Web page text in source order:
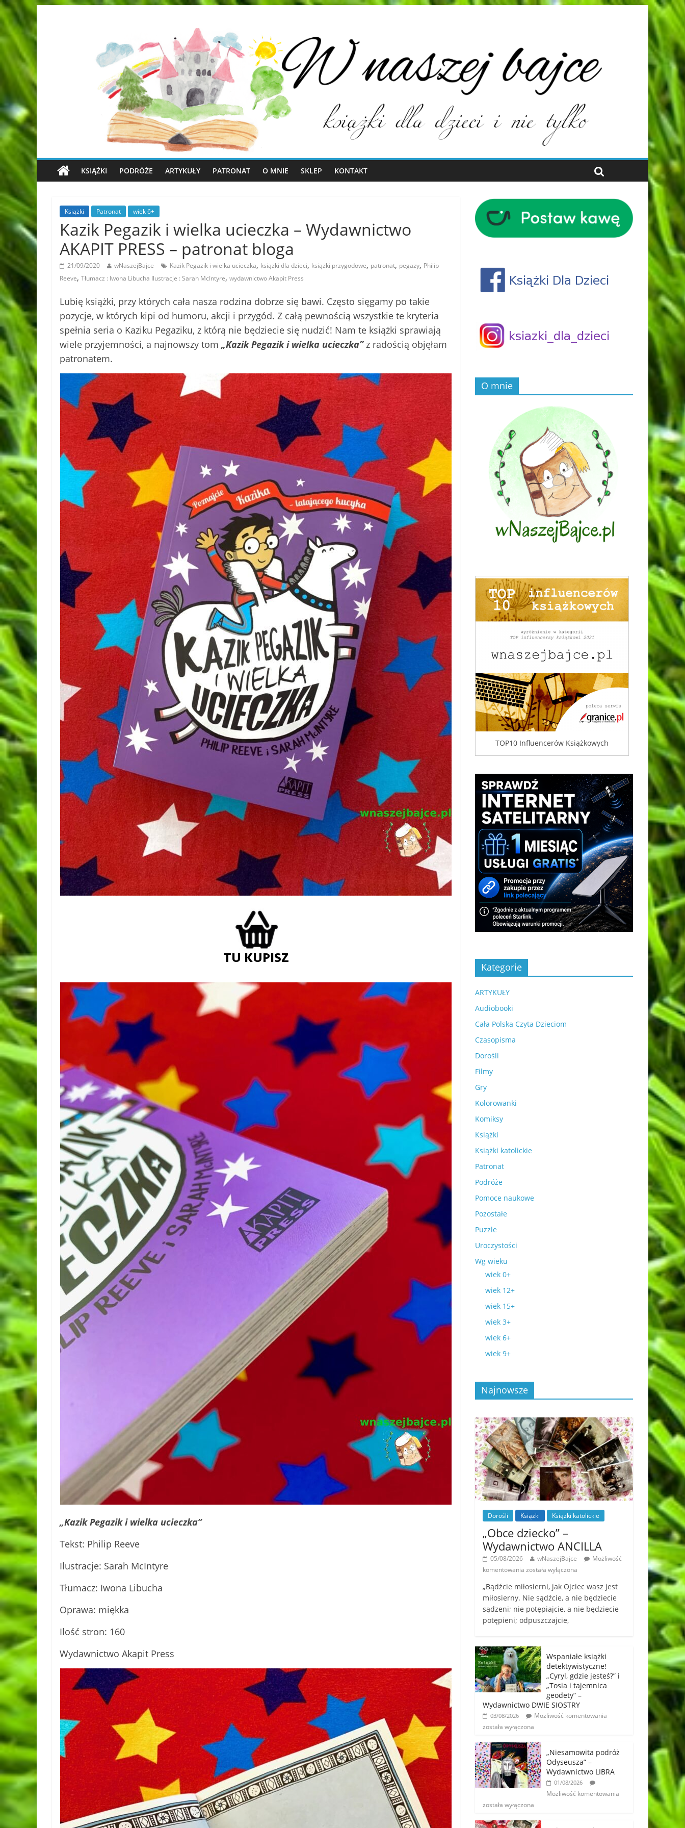
KSIĄŻKI PODRÓŻE ARTYKUŁY PATRONAT O MNIE SKLEP KONTAKT
Książki Patronat wiek 6+
Kazik Pegazik i wielka ucieczka – Wydawnictwo
AKAPIT PRESS – patronat bloga
21/09/2020 wNaszejBajce Kazik Pegazik i wielka ucieczka, książki dla dzieci, książki przygodowe, patronat, pegazy, Philip
Reeve, Tłumacz : Iwona Libucha Ilustracje : Sarah McIntyre, wydawnictwo Akapit Press
Lubię książki, przy których cała nasza rodzina dobrze się bawi. Często sięgamy po takie
pozycje, w których kipi od humoru, akcji i przygód. Z całą pewnością wszystkie te kryteria
spełnia seria o Kaziku Pegaziku, z którą nie będziecie się nudzić! Nam te książki sprawiają
wiele przyjemności, a najnowszy tom „Kazik Pegazik i wielka ucieczka” z radością objęłam
patronatem.
„Kazik Pegazik i wielka ucieczka”
Tekst: Philip Reeve
Ilustracje: Sarah McIntyre
Tłumacz: Iwona Libucha
Oprawa: miękka
Ilość stron: 160
Wydawnictwo Akapit Press
O mnie
TOP10 Influencerów Książkowych
Kategorie
ARTYKUŁY
Audiobooki
Cała Polska Czyta Dzieciom
Czasopisma
Dorośli
Filmy
Gry
Kolorowanki
Komiksy
Książki
Książki katolickie
Patronat
Podróże
Pomoce naukowe
Pozostałe
Puzzle
Uroczystości
Wg wieku
wiek 0+
wiek 12+
wiek 15+
wiek 3+
wiek 6+
wiek 9+
Najnowsze
Dorośli Książki Książki katolickie
„Obce dziecko” –
Wydawnictwo ANCILLA
05/08/2026 wNaszejBajce
Możliwość
komentowania została wyłączona
„Bądźcie miłosierni, jak Ojciec wasz jest
miłosierny. Nie sądźcie, a nie będziecie
sądzeni; nie potępiajcie, a nie będziecie
potępieni; odpuszczajcie,
Wspaniałe książki
detektywistyczne!
„Cyryl, gdzie jesteś?” i
„Tosia i tajemnica
geodety” –
Wydawnictwo DWIE SIOSTRY
03/08/2026
Możliwość komentowania
została wyłączona
„Niesamowita podróż
Odyseusza” –
Wydawnictwo LIBRA
01/08/2026
Możliwość komentowania
została wyłączona